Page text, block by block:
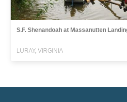
S.F. Shenandoah at Massanutten
LURAY, VIRGINIA